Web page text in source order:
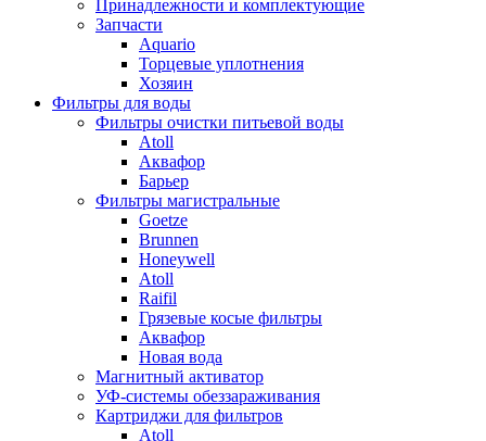
Принадлежности и комплектующие
Запчасти
Aquario
Торцевые уплотнения
Хозяин
Фильтры для воды
Фильтры очистки питьевой воды
Atoll
Аквафор
Барьер
Фильтры магистральные
Goetze
Brunnen
Honeywell
Atoll
Raifil
Грязевые косые фильтры
Аквафор
Новая вода
Магнитный активатор
УФ-системы обеззараживания
Картриджи для фильтров
Atoll